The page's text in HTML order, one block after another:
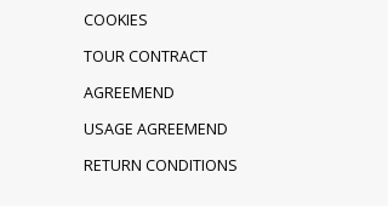
COOKIES
TOUR CONTRACT
AGREEMEND
USAGE AGREEMEND
RETURN CONDITIONS